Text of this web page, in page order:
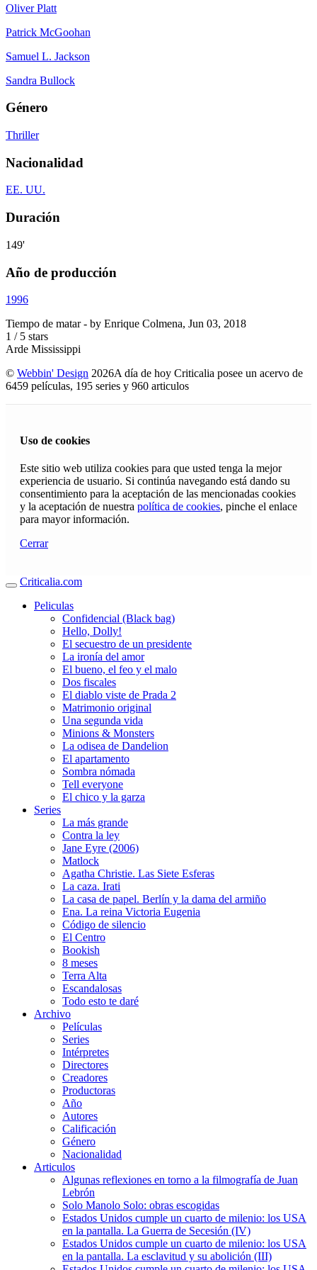
Oliver Platt
Patrick McGoohan
Samuel L. Jackson
Sandra Bullock
Género
Thriller
Nacionalidad
EE. UU.
Duración
149'
Año de producción
1996
Tiempo de matar- by Enrique Colmena, Jun 03, 2018
1 / 5 stars
Arde Mississippi
© Webbin' Design 2026A día de hoy Criticalia posee un acervo de
6459 películas, 195 series y 960 articulos
Uso de cookies
Este sitio web utiliza cookies para que usted tenga la mejor
experiencia de usuario. Si continúa navegando está dando su
consentimiento para la aceptación de las mencionadas cookies
y la aceptación de nuestra política de cookies, pinche el enlace
para mayor información.
Cerrar
Criticalia.com
Peliculas
Confidencial (Black bag)
Hello, Dolly!
El secuestro de un presidente
La ironía del amor
El bueno, el feo y el malo
Dos fiscales
El diablo viste de Prada 2
Matrimonio original
Una segunda vida
Minions & Monsters
La odisea de Dandelion
El apartamento
Sombra nómada
Tell everyone
El chico y la garza
Series
La más grande
Contra la ley
Jane Eyre (2006)
Matlock
Agatha Christie. Las Siete Esferas
La caza. Irati
La casa de papel. Berlín y la dama del armiño
Ena. La reina Victoria Eugenia
Código de silencio
El Centro
Bookish
8 meses
Terra Alta
Escandalosas
Todo esto te daré
Archivo
Películas
Series
Intérpretes
Directores
Creadores
Productoras
Año
Autores
Calificación
Género
Nacionalidad
Articulos
Algunas reflexiones en torno a la filmografía de Juan
Lebrón
Solo Manolo Solo: obras escogidas
Estados Unidos cumple un cuarto de milenio: los USA
en la pantalla. La Guerra de Secesión (IV)
Estados Unidos cumple un cuarto de milenio: los USA
en la pantalla. La esclavitud y su abolición (III)